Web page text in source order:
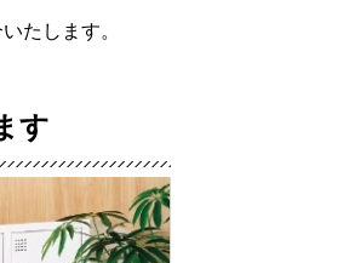
たします。
す